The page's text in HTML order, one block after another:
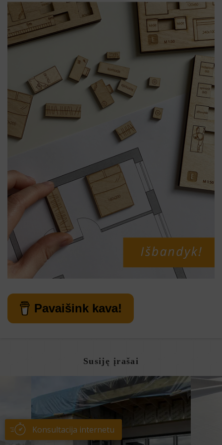
Pavaišink kava!
Susiję įrašai
Konsultacija internetu